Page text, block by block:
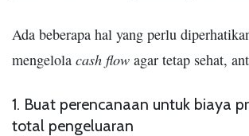
Ada beberapa hal yang perlu
mengelola cash flow agar tetap sehat,
1. Buat perencanaan untuk biaya
total pengeluaran